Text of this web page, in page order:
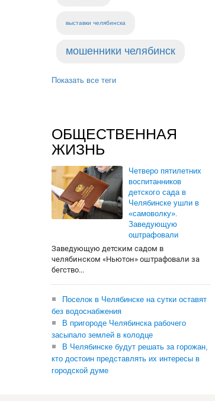
выставки челябинска
мошенники челябинск
Показать все теги
ОБЩЕСТВЕННАЯ
ЖИЗНЬ
Четверо пятилетних
воспитанников
детского сада в
Челябинске ушли в
«самоволку».
Заведующую
оштрафовали
Заведующую детским садом в
челябинском «Ньютон» оштрафовали за
бегство...
Поселок в Челябинске на сутки оставят
без водоснабжения
В пригороде Челябинска рабочего
засыпало землей в колодце
В Челябинске будут решать за горожан,
кто достоин представлять их интересы в
городской думе